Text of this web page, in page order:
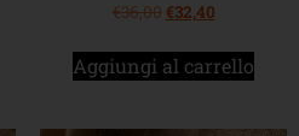
€36,00 €32,40
Aggiungi al carrello